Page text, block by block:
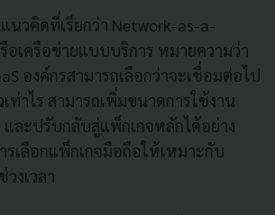
วคิดที่เรียกว่า Network-as-a-
อเครือข่ายแบบบริการ หมายความว่า
องค์กรสามารถเลือกว่าจะเชื่อมต่อไป
ท่าไร สามารถเพิ่มขนาดการใช้งาน
และปรับกลับสู่แพ็กเกจหลักได้อย่าง
รเลือกแพ็กเกจมือถือให้เหมาะกับ
งเวลา